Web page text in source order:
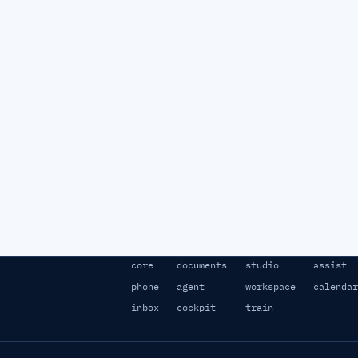
core documents studio
assist
phone
agent workspace
calendar
inbox
cockpit train